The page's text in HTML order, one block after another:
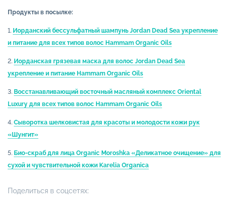
Продукты в посылке:
1. Иорданский бессульфатный шампунь Jordan Dead Sea укрепление
и питание для всех типов волос Hammam Organic Oils
2. Иорданская грязевая маска для волос Jordan Dead Sea
укрепление и питание Hammam Organic Oils
3. Восстанавливающий восточный масляный комплекс Oriental
Luxury для всех типов волос Hammam Organic Oils
4. Сыворотка шелковистая для красоты и молодости кожи рук
«Шунгит»
5. Био-скраб для лица Organic Moroshka «Деликатное очищение» для
сухой и чувствительной кожи Karelia Organica
Поделиться в соцсетях: